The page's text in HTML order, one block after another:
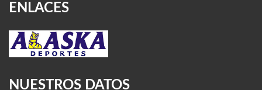
ENLACES
NUESTROS DATOS